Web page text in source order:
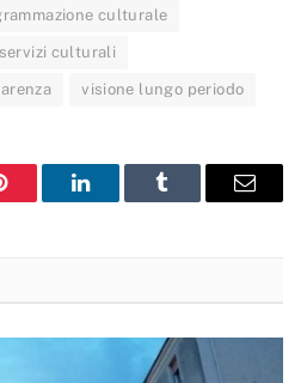
culturale
servizi culturali
visione lungo periodo
LinkedInTumblr Email